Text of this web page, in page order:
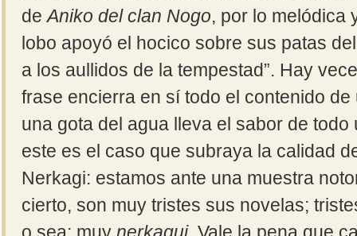
deAniko del clan Nogo, por lo melódica
lobo apoyó el hocico sobre sus patas
a los aullidos de la tempestad”. Hay
frase encierra en sí todo el contenido de
una gota del agua lleva el sabor de todo
este es el caso que subraya la calidad
Nerkagi: estamos ante una muestra
cierto, son muy tristes sus novelas;
o sea: muy nerkagui. Vale la pena que